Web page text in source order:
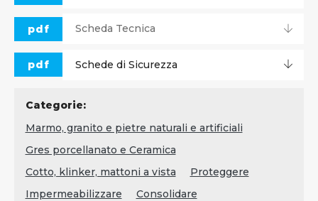
pdf Scheda Tecnica
pdf Schede di Sicurezza
Categorie:
Marmo, granito e pietre naturali e artificiali
Gres porcellanato e Ceramica
Cotto, klinker, mattoni a vista
Proteggere
Impermeabilizzare
Consolidare